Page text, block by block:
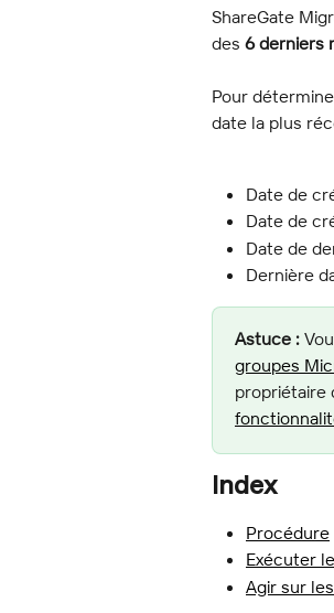
ShareGate
des 6 derniers
Pour
date la plus
Date de
Date de
Date de
Dernière
Astuce :
groupes
propriétaire
Index
Procédure
Exécuter
Agir sur